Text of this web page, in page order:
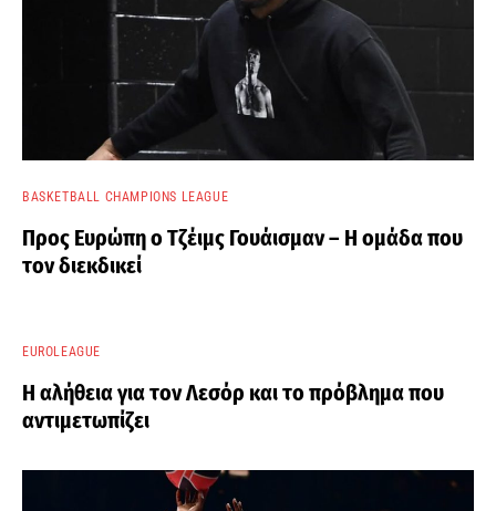
BASKETBALL CHAMPIONS LEAGUE
Προς Ευρώπη ο Τζέιμς Γουάισμαν – Η ομάδα που
τον διεκδικεί
EUROLEAGUE
Η αλήθεια για τον Λεσόρ και το πρόβλημα που
αντιμετωπίζει